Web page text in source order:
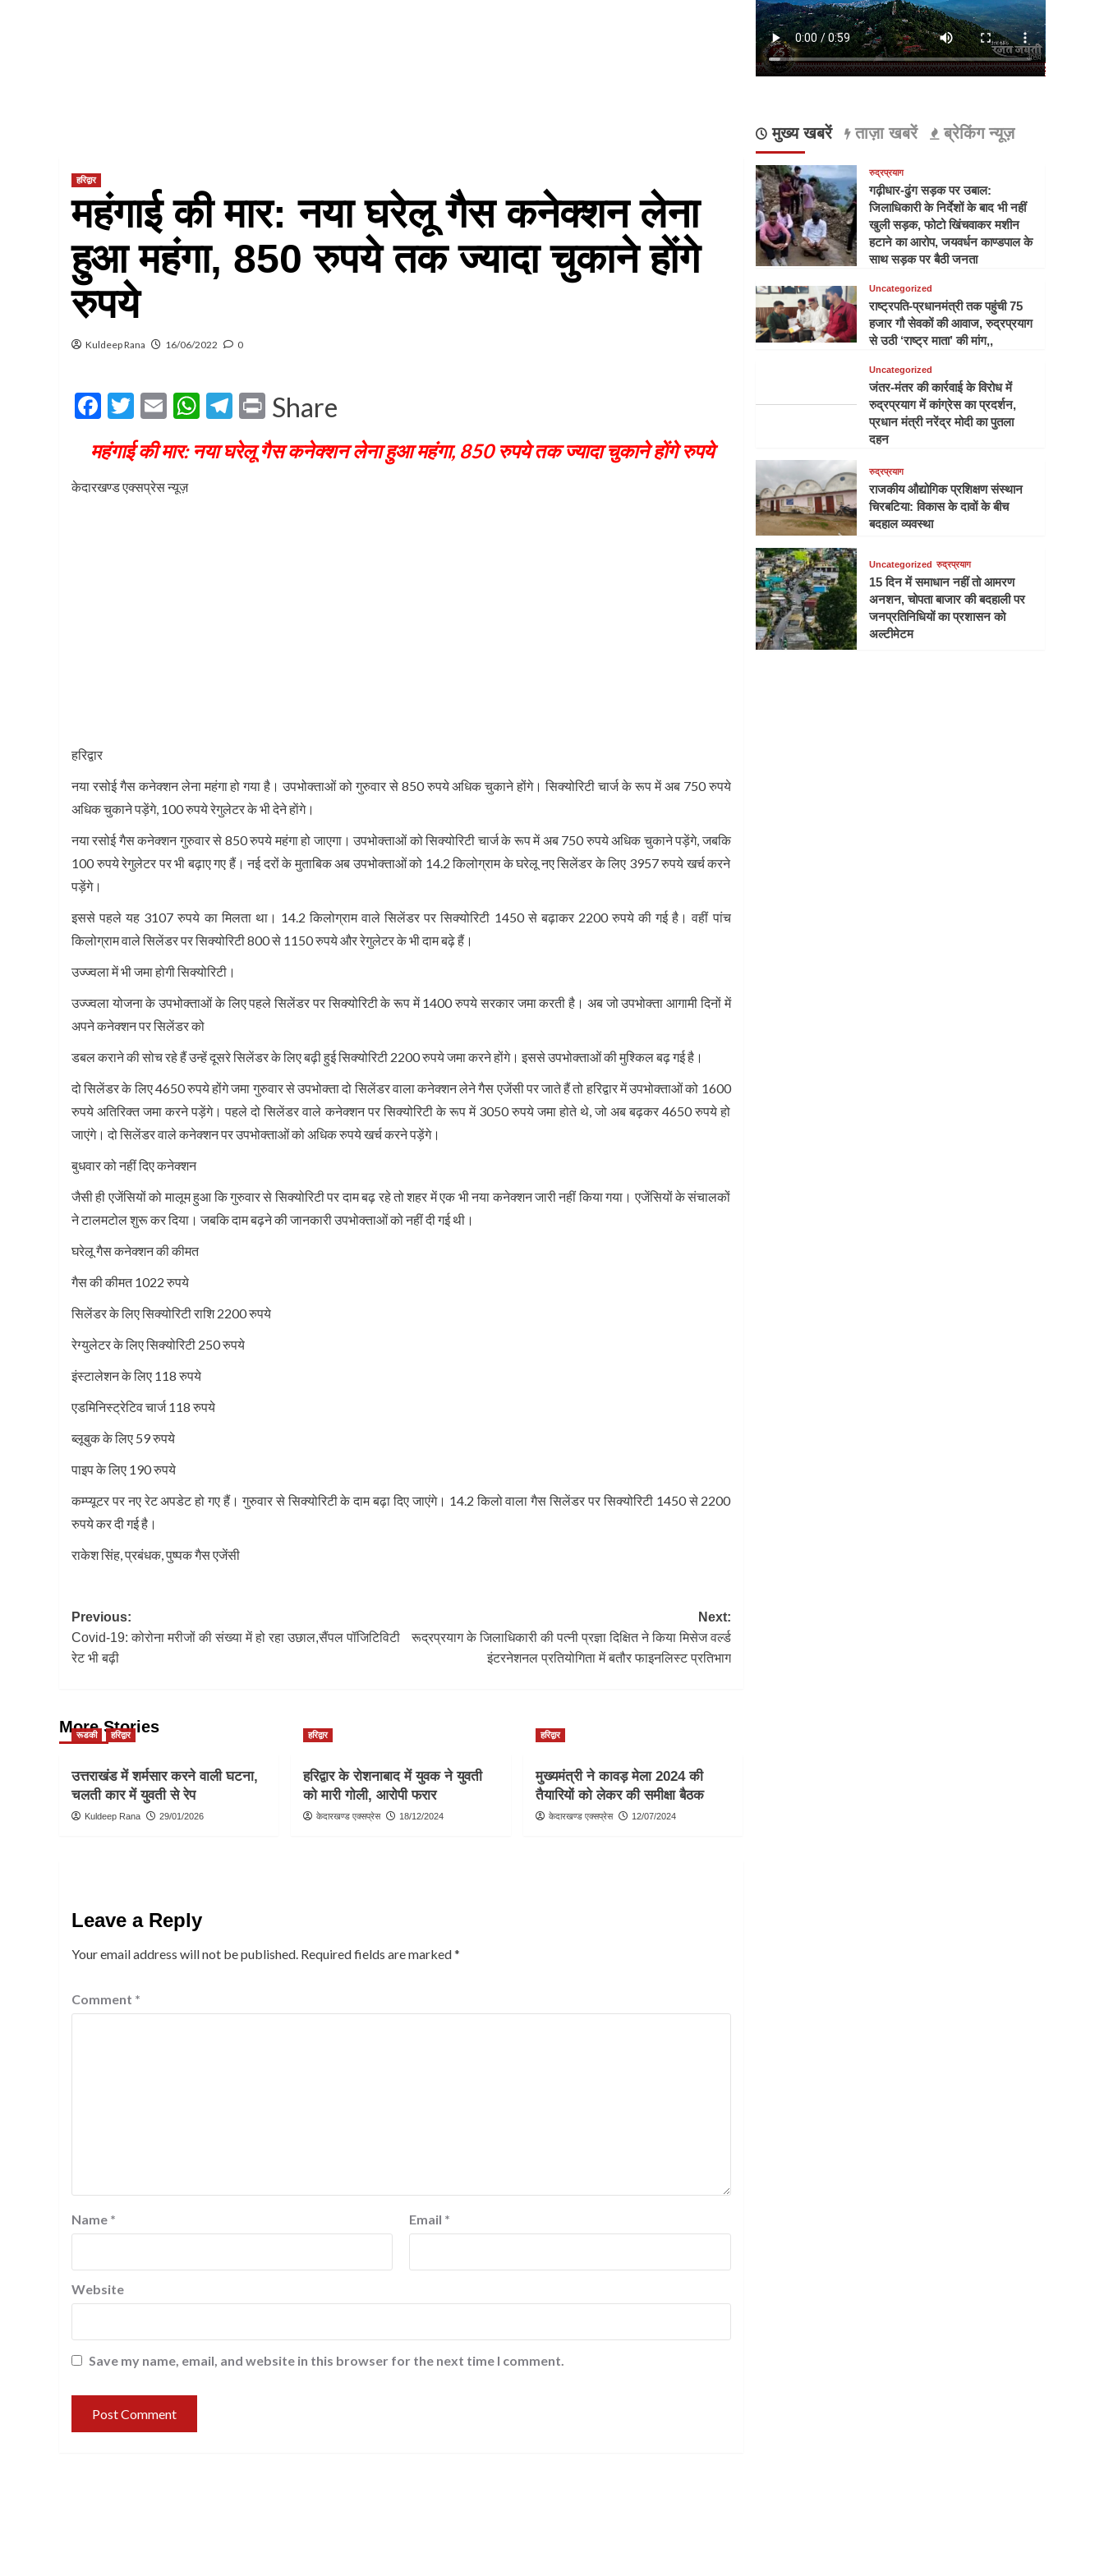
हरिद्वार
महंगाई की मार: नया घरेलू गैस कनेक्शन लेना
हुआ महंगा, 850 रुपये तक ज्यादा चुकाने हाेंगे
रुपये
Kuldeep Rana 16/06/2022 0
Facebook
Twitter
EmailWhatsApp
Telegram
Print
Share
महंगाई की मार: नया घरेलू गैस कनेक्शन लेना हुआ महंगा, 850 रुपये तक ज्यादा चुकाने हाेंगे रुपये
केदारखण्ड एक्सप्रेस न्यूज़
हरिद्वार
नया रसोई गैस कनेक्शन लेना महंगा हो गया है। उपभोक्ताओं को गुरुवार से 850 रुपये अधिक चुकाने होंगे। सिक्योरिटी चार्ज के रूप में अब 750 रुपये
अधिक चुकाने पड़ेंगे, 100 रुपये रेगुलेटर के भी देने हाेंगे।
नया रसोई गैस कनेक्शन गुरुवार से 850 रुपये महंगा हो जाएगा। उपभोक्ताओं को सिक्योरिटी चार्ज के रूप में अब 750 रुपये अधिक चुकाने पड़ेंगे, जबकि
100 रुपये रेगुलेटर पर भी बढ़ाए गए हैं। नई दरों के मुताबिक अब उपभोक्ताओं को 14.2 किलोग्राम के घरेलू नए सिलेंडर के लिए 3957 रुपये खर्च करने
पड़ेंगे।
इससे पहले यह 3107 रुपये का मिलता था। 14.2 किलोग्राम वाले सिलेंडर पर सिक्योरिटी 1450 से बढ़ाकर 2200 रुपये की गई है। वहीं पांच
किलोग्राम वाले सिलेंडर पर सिक्योरिटी 800 से 1150 रुपये और रेगुलेटर के भी दाम बढ़े हैं।
उज्ज्वला में भी जमा होगी सिक्योरिटी।
उज्ज्वला योजना के उपभोक्ताओं के लिए पहले सिलेंडर पर सिक्योरिटी के रूप में 1400 रुपये सरकार जमा करती है। अब जो उपभोक्ता आगामी दिनों में
अपने कनेक्शन पर सिलेंडर को
डबल कराने की सोच रहे हैं उन्हें दूसरे सिलेंडर के लिए बढ़ी हुई सिक्योरिटी 2200 रुपये जमा करने होंगे। इससे उपभोक्ताओं की मुश्किल बढ़ गई है।
दो सिलेंडर के लिए 4650 रुपये होंगे जमा गुरुवार से उपभोक्ता दो सिलेंडर वाला कनेक्शन लेने गैस एजेंसी पर जाते हैं तो हरिद्वार में उपभोक्ताओं को 1600
रुपये अतिरिक्त जमा करने पड़ेंगे। पहले दो सिलेंडर वाले कनेक्शन पर सिक्योरिटी के रूप में 3050 रुपये जमा होते थे, जो अब बढ़कर 4650 रुपये हो
जाएंगे। दो सिलेंडर वाले कनेक्शन पर उपभोक्ताओं को अधिक रुपये खर्च करने पड़ेंगे।
बुधवार को नहीं दिए कनेक्शन
जैसी ही एजेंसियों को मालूम हुआ कि गुरुवार से सिक्योरिटी पर दाम बढ़ रहे तो शहर में एक भी नया कनेक्शन जारी नहीं किया गया। एजेंसियों के संचालकों
ने टालमटोल शुरू कर दिया। जबकि दाम बढ़ने की जानकारी उपभोक्ताओं को नहीं दी गई थी।
घरेलू गैस कनेक्शन की कीमत
गैस की कीमत 1022 रुपये
सिलेंडर के लिए सिक्योरिटी राशि 2200 रुपये
रेग्युलेटर के लिए सिक्योरिटी 250 रुपये
इंस्टालेशन के लिए 118 रुपये
एडमिनिस्ट्रेटिव चार्ज 118 रुपये
ब्लूबुक के लिए 59 रुपये
पाइप के लिए 190 रुपये
कम्प्यूटर पर नए रेट अपडेट हो गए हैं। गुरुवार से सिक्योरिटी के दाम बढ़ा दिए जाएंगे। 14.2 किलो वाला गैस सिलेंडर पर सिक्योरिटी 1450 से 2200
रुपये कर दी गई है।
राकेश सिंह, प्रबंधक, पुष्पक गैस एजेंसी
Post
navigation
Previous:
Covid-19: कोरोना मरीजों की संख्या में हो रहा उछाल,सैंपल पॉजिटिविटी
रेट भी बढ़ी
Next:
रूद्रप्रयाग के जिलाधिकारी की पत्नी प्रज्ञा दिक्षित ने किया मिसेज वर्ल्ड
इंटरनेशनल प्रतियोगिता में बतौर फाइनलिस्ट प्रतिभाग
More Stories
रूडकी हरिद्वार
उत्तराखंड में शर्मसार करने वाली घटना,
चलती कार में युवती से रेप
Kuldeep Rana 29/01/2026
हरिद्वार
हरिद्वार के रोशनाबाद में युवक ने युवती
को मारी गोली, आरोपी फरार
केदारखण्ड एक्सप्रेस 18/12/2024
हरिद्वार
मुख्यमंत्री ने कावड़ मेला 2024 की
तैयारियों को लेकर की समीक्षा बैठक
केदारखण्ड एक्सप्रेस 12/07/2024
Leave a Reply
Your email address will not be published. Required fields are marked*
Comment *
Name * Email *
Website
Save my name, email, and website in this browser for the next time I comment.
मुख्य खबरें ताज़ा खबरें ब्रेकिंग न्यूज़
रुद्रप्रयाग
गढ़ीधार-ढुंग सड़क पर उबाल:
जिलाधिकारी के निर्देशों के बाद भी नहीं
खुली सड़क, फोटो खिंचवाकर मशीन
हटाने का आरोप, जयवर्धन काण्डपाल के
साथ सड़क पर बैठी जनता
Uncategorized
राष्ट्रपति-प्रधानमंत्री तक पहुंची 75
हजार गौ सेवकों की आवाज, रुद्रप्रयाग
से उठी ‘राष्ट्र माता’ की मांग,,
Uncategorized
जंतर-मंतर की कार्रवाई के विरोध में
रुद्रप्रयाग में कांग्रेस का प्रदर्शन,
प्रधान मंत्री नरेंद्र मोदी का पुतला
दहन
रुद्रप्रयाग
राजकीय औद्योगिक प्रशिक्षण संस्थान
चिरबटिया: विकास के दावों के बीच
बदहाल व्यवस्था
Uncategorized रुद्रप्रयाग
15 दिन में समाधान नहीं तो आमरण
अनशन, चोपता बाजार की बदहाली पर
जनप्रतिनिधियों का प्रशासन को
अल्टीमेटम